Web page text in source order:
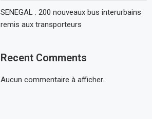
SENEGAL : 200 nouveaux bus interurbains
remis aux transporteurs
Recent Comments
Aucun commentaire à afficher.